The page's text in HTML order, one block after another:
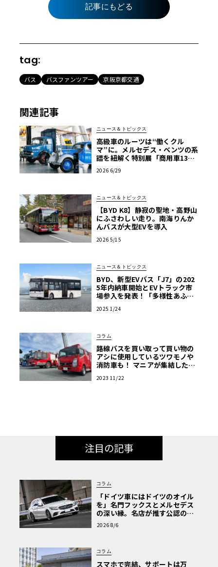
記事にもどる
tag:
バス バスファンツアー 京阪京都交通
関連記事
ニュース＆トピックス
高級車のルーツは“働くクル
マ”に。メルセデス・ベンツの系
譜を紐解く特別展「商用車130
2026 6/29
ニュース＆トピックス
【BYD K8】静寂の聖地・高野山
にふさわしい走り。南海りんか
んバスが大型EVを導入
2026 5/15
ニュース＆トピックス
BYD、新型EVバス「J7」の202
5年内納車開始とEVトラック市
場参入を発表！「多様性あふれ
2025 1/24
コラム
路線バスを買い取って買い物の
アシに使用しているツワモノや
消防車も！ マニアが集結した商
2023 11/22
注目の記事
コラム
「ドイツ車にはドイツのオイル
を」名門フックスとメルセデス
の深い縁。名店が推す公認の安
心と、Cクラスで味わうシルキー
な走り〈PR〉
2026 8/6
コラム
スマホで完結、サポートは万